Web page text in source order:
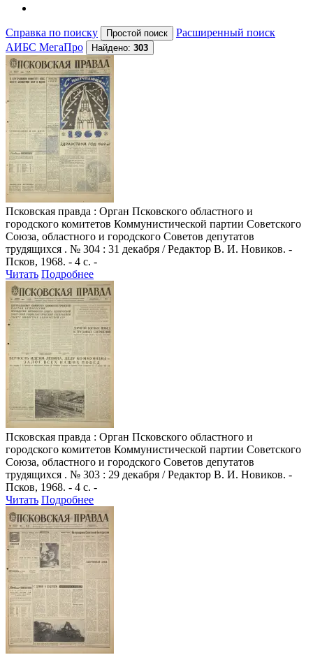
Справка по поиску
Расширенный поиск
АИБС МегаПро
Найдено: 303
Псковская правда : Орган Псковского областного и
городского комитетов Коммунистической партии Советского
Союза, областного и городского Советов депутатов
трудящихся . № 304 : 31 декабря / Редактор В. И. Новиков. -
Псков, 1968. - 4 с. -
Читать Подробнее
Псковская правда : Орган Псковского областного и
городского комитетов Коммунистической партии Советского
Союза, областного и городского Советов депутатов
трудящихся . № 303 : 29 декабря / Редактор В. И. Новиков. -
Псков, 1968. - 4 с. -
Читать Подробнее